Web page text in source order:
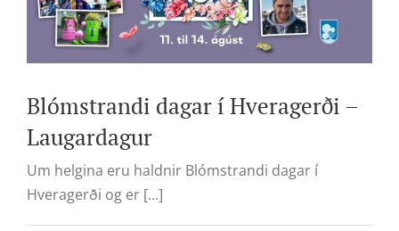
Blómstrandi dagar í Hveragerði –
Laugardagur
Um helgina eru haldnir Blómstrandi dagar í
Hveragerði og er [...]